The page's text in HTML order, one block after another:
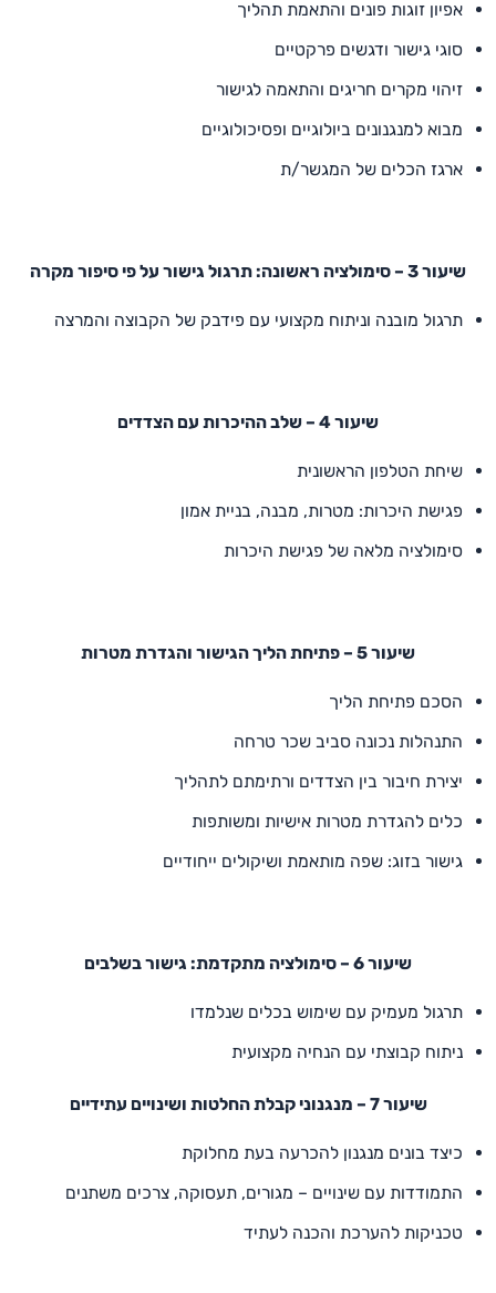
אפיון זוגות פונים והתאמת תהליך
סוגי גישור ודגשים פרקטיים
זיהוי מקרים חריגים והתאמה לגישור
מבוא למנגנונים ביולוגיים ופסיכולוגיים
ארגז הכלים של המגשר/ת
שיעור 3 – סימולציה ראשונה: תרגול גישור על פי סיפור מקרה
תרגול מובנה וניתוח מקצועי עם פידבק של הקבוצה והמרצה
שיעור 4 – שלב ההיכרות עם הצדדים
שיחת הטלפון הראשונית
פגישת היכרות: מטרות, מבנה, בניית אמון
סימולציה מלאה של פגישת היכרות
שיעור 5 – פתיחת הליך הגישור והגדרת מטרות
הסכם פתיחת הליך
התנהלות נכונה סביב שכר טרחה
יצירת חיבור בין הצדדים ורתימתם לתהליך
כלים להגדרת מטרות אישיות ומשותפות
גישור בזוג: שפה מותאמת ושיקולים ייחודיים
שיעור 6 – סימולציה מתקדמת: גישור בשלבים
תרגול מעמיק עם שימוש בכלים שנלמדו
ניתוח קבוצתי עם הנחיה מקצועית
שיעור 7 – מנגנוני קבלת החלטות ושינויים עתידיים
כיצד בונים מנגנון להכרעה בעת מחלוקת
התמודדות עם שינויים – מגורים, תעסוקה, צרכים משתנים
טכניקות להערכת והכנה לעתיד